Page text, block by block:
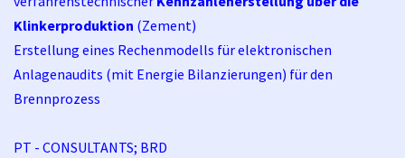
Klinkerproduktion (Zement)
Erstellung eines Rechenmodells für elektronischen
Anlagenaudits (mit Energie Bilanzierungen) für den
Brennprozess
PT - CONSULTANTS; BRD